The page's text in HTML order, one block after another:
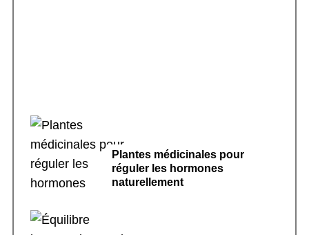
Plantes médicinales pour
réguler les hormones
naturellement